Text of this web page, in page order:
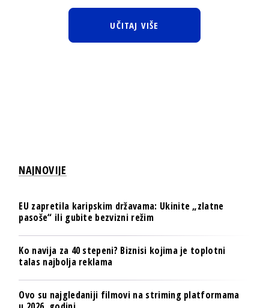
UČITAJ VIŠE
NAJNOVIJE
EU zapretila karipskim državama: Ukinite „zlatne
pasoše“ ili gubite bezvizni režim
Ko navija za 40 stepeni? Biznisi kojima je toplotni
talas najbolja reklama
Ovo su najgledaniji filmovi na striming platformama